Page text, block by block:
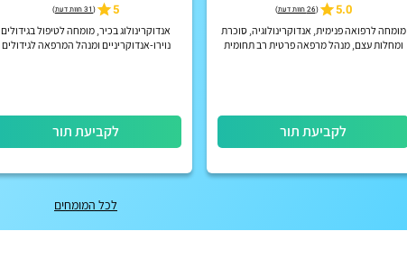
5.0
(26 חוות דעת )
מומחה לרפואה פנימית, אנדוקרינולוגיה, סוכרת
ומחלות עצם, מנהל מרפאה פרטית רב תחומית
לקביעת תור
5
(31 חוות דעת )
אנדוקרינולוג בכיר, מומחה לטיפול בגידולים
נוירו-אנדוקריניים ומנהל המרפאה לגידולים
לקביעת תור
לכל המומחים